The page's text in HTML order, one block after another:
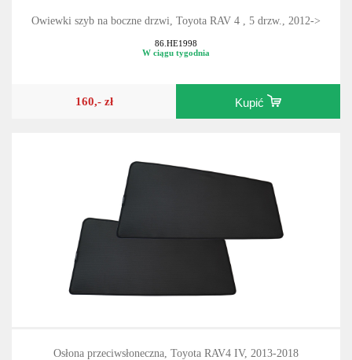
Owiewki szyb na boczne drzwi, Toyota RAV 4 , 5 drzw., 2012->
86.HE1998
W ciągu tygodnia
160,- zł Kupić
Osłona przeciwsłoneczna, Toyota RAV4 IV, 2013-2018